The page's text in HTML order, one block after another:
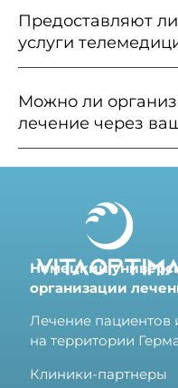
Предоставляют
услуги
Можно ли
лечение через
Немецкий
организации
Лечение пациентов
на территории
Клиники-партнеры